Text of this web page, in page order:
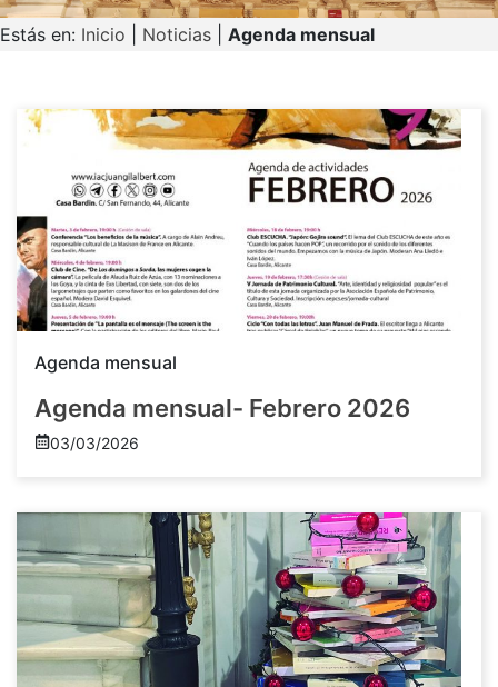
Estás en: Inicio Noticias Agenda mensual
Agenda mensual
Agenda mensual- Febrero 2026
03/03/2026